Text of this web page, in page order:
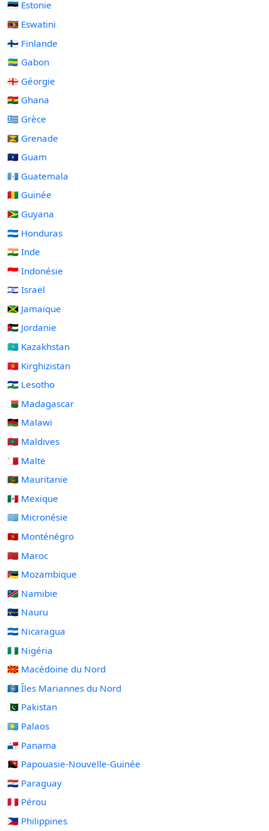
🇪🇪 Estonie
🇸🇿 Eswatini
🇫🇮 Finlande
🇬🇦 Gabon
🇬🇪 Géorgie
🇬🇭 Ghana
🇬🇷 Grèce
🇬🇩 Grenade
🇬🇺 Guam
🇬🇹 Guatemala
🇬🇳 Guinée
🇬🇾 Guyana
🇭🇳 Honduras
🇮🇳 Inde
🇮🇩 Indonésie
🇮🇱 Israël
🇯🇲 Jamaïque
🇯🇴 Jordanie
🇰🇿 Kazakhstan
🇰🇬 Kirghizistan
🇱🇸 Lesotho
🇲🇬 Madagascar
🇲🇼 Malawi
🇲🇻 Maldives
🇲🇹 Malte
🇲🇷 Mauritanie
🇲🇽 Mexique
🇫🇲 Micronésie
🇲🇪 Monténégro
🇲🇦 Maroc
🇲🇿 Mozambique
🇳🇦 Namibie
🇳🇷 Nauru
🇳🇮 Nicaragua
🇳🇬 Nigéria
🇲🇰 Macédoine du Nord
🇲🇵 Îles Mariannes du Nord
🇵🇰 Pakistan
🇵🇼 Palaos
🇵🇦 Panama
🇵🇬 Papouasie-Nouvelle-Guinée
🇵🇾 Paraguay
🇵🇪 Pérou
🇵🇭 Philippines